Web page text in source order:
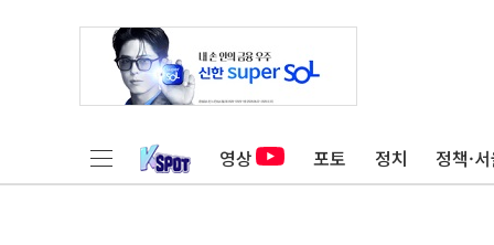
영상 포토 정치 정책·